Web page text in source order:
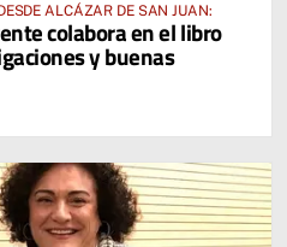
ALCÁZAR DE SAN JUAN:
colabora en el libro
y buenas